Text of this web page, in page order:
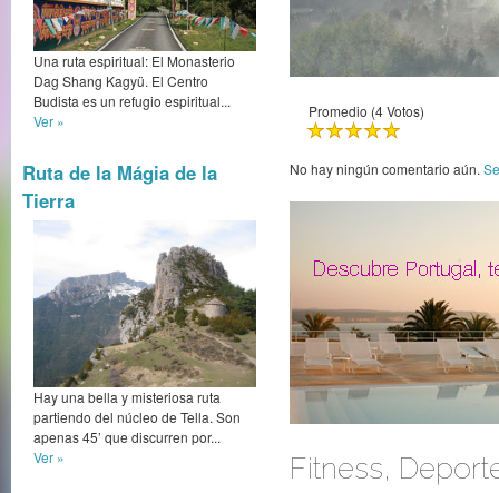
Una ruta espiritual: El Monasterio
Dag Shang Kagyü. El Centro
Budista es un refugio espiritual...
Ver »
Ruta de la Mágia de la
Tierra
Hay una bella y misteriosa ruta
partiendo del núcleo de Tella. Son
apenas 45’ que discurren por...
Ver »
Promedio (4 Votos)
No hay ningún comentario aún.
Fitness,